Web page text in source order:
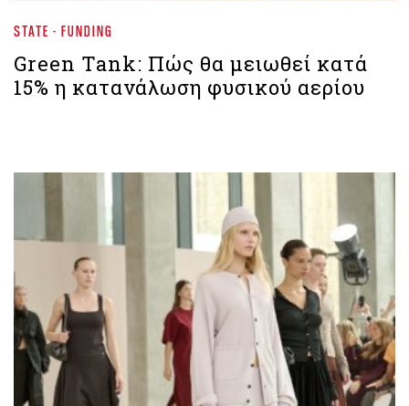
STATE - FUNDING
Green Tank: Πώς θα μειωθεί κατά
15% η κατανάλωση φυσικού αερίου